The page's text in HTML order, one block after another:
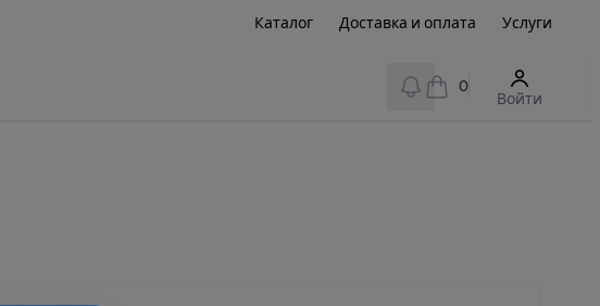
Каталог Доставка и оплата Услуги
View notifications
0
Войти